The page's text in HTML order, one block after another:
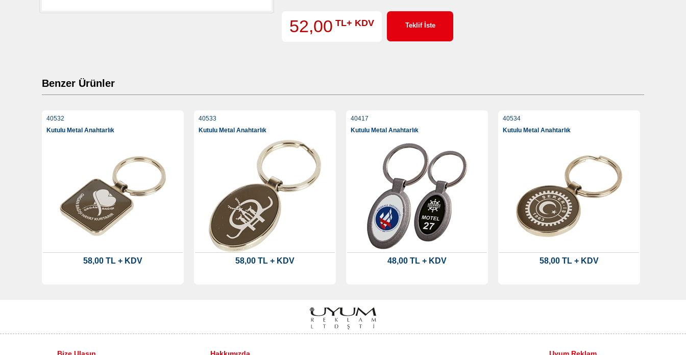
52,00 TL+ KDV Teklif İste
Benzer Ürünler
40532
Kutulu Metal Anahtarlık
58,00 TL + KDV
40533
Kutulu Metal Anahtarlık
58,00 TL + KDV
40417
Kutulu Metal Anahtarlık
48,00 TL + KDV
40534
Kutulu Metal Anahtarlık
58,00 TL + KDV